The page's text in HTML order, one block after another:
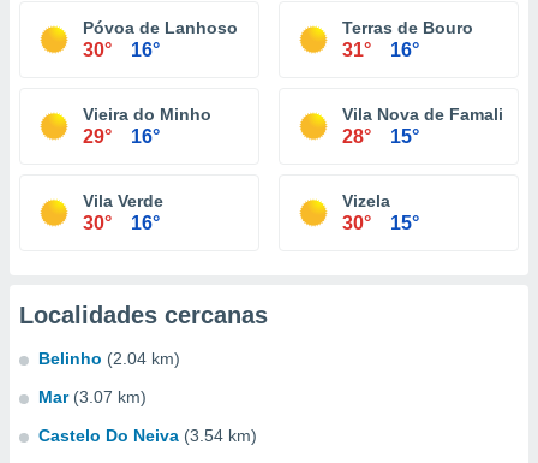
Póvoa de Lanhoso
30° 16°
Terras de Bouro
31° 16°
Vieira do Minho
29° 16°
Vila Nova de Famalicão
28° 15°
Vila Verde
30° 16°
Vizela
30° 15°
Localidades cercanas
Belinho (2.04 km)
Mar (3.07 km)
Castelo Do Neiva (3.54 km)